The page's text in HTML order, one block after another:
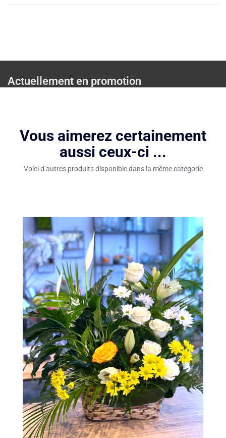
Actuellement en promotion
Vous aimerez certainement
aussi ceux-ci ...
Voici d’autres produits disponible dans la même catégorie